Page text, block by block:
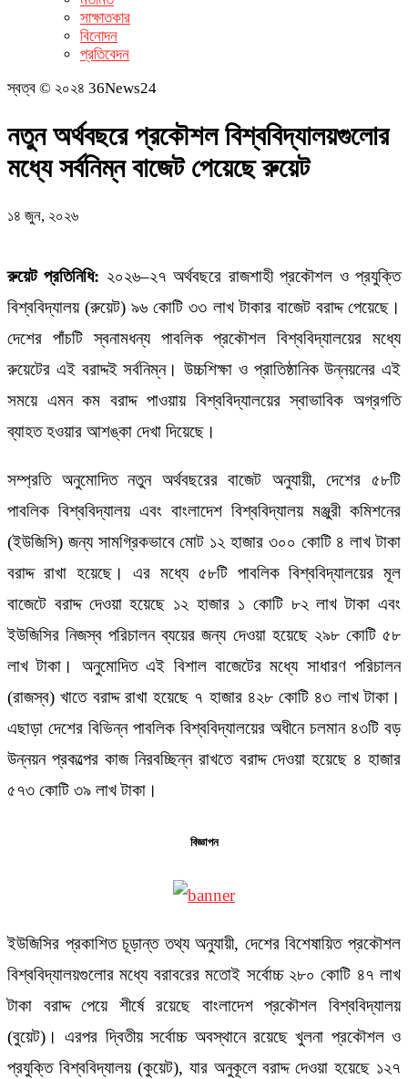
সাক্ষাতকার
বিনোদন
প্রতিবেদন
স্বত্ব © ২০২৪ 36News24
নতুন অর্থবছরে প্রকৌশল বিশ্ববিদ্যালয়গুলোর
মধ্যে সর্বনিম্ন বাজেট পেয়েছে রুয়েট
১৪ জুন, ২০২৬
রুয়েট প্রতিনিধি: ২০২৬–২৭ অর্থবছরে রাজশাহী প্রকৌশল ও প্রযুক্তি
বিশ্ববিদ্যালয় (রুয়েট) ৯৬ কোটি ৩৩ লাখ টাকার বাজেট বরাদ্দ পেয়েছে।
দেশের পাঁচটি স্বনামধন্য পাবলিক প্রকৌশল বিশ্ববিদ্যালয়ের মধ্যে
রুয়েটের এই বরাদ্দই সর্বনিম্ন। উচ্চশিক্ষা ও প্রাতিষ্ঠানিক উন্নয়নের এই
সময়ে এমন কম বরাদ্দ পাওয়ায় বিশ্ববিদ্যালয়ের স্বাভাবিক অগ্রগতি
ব্যাহত হওয়ার আশঙ্কা দেখা দিয়েছে।
সম্প্রতি অনুমোদিত নতুন অর্থবছরের বাজেট অনুযায়ী, দেশের ৫৮টি
পাবলিক বিশ্ববিদ্যালয় এবং বাংলাদেশ বিশ্ববিদ্যালয় মঞ্জুরী কমিশনের
(ইউজিসি) জন্য সামগ্রিকভাবে মোট ১২ হাজার ৩০০ কোটি ৪ লাখ টাকা
বরাদ্দ রাখা হয়েছে। এর মধ্যে ৫৮টি পাবলিক বিশ্ববিদ্যালয়ের মূল
বাজেটে বরাদ্দ দেওয়া হয়েছে ১২ হাজার ১ কোটি ৮২ লাখ টাকা এবং
ইউজিসির নিজস্ব পরিচালন ব্যয়ের জন্য দেওয়া হয়েছে ২৯৮ কোটি ৫৮
লাখ টাকা। অনুমোদিত এই বিশাল বাজেটের মধ্যে সাধারণ পরিচালন
(রাজস্ব) খাতে বরাদ্দ রাখা হয়েছে ৭ হাজার ৪২৮ কোটি ৪৩ লাখ টাকা।
এছাড়া দেশের বিভিন্ন পাবলিক বিশ্ববিদ্যালয়ের অধীনে চলমান ৪৩টি বড়
উন্নয়ন প্রকল্পের কাজ নিরবচ্ছিন্ন রাখতে বরাদ্দ দেওয়া হয়েছে ৪ হাজার
৫৭৩ কোটি ৩৯ লাখ টাকা।
বিজ্ঞাপন
ইউজিসির প্রকাশিত চূড়ান্ত তথ্য অনুযায়ী, দেশের বিশেষায়িত প্রকৌশল
বিশ্ববিদ্যালয়গুলোর মধ্যে বরাবরের মতোই সর্বোচ্চ ২৮০ কোটি ৪৭ লাখ
টাকা বরাদ্দ পেয়ে শীর্ষে রয়েছে বাংলাদেশ প্রকৌশল বিশ্ববিদ্যালয়
(বুয়েট)। এরপর দ্বিতীয় সর্বোচ্চ অবস্থানে রয়েছে খুলনা প্রকৌশল ও
প্রযুক্তি বিশ্ববিদ্যালয় (কুয়েট), যার অনুকূলে বরাদ্দ দেওয়া হয়েছে ১২৭